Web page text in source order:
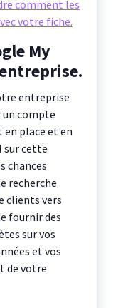
comment les
votre fiche.
My
entreprise
un compte
en place et en
sur cette
chances
recherche
clients vers
fournir des
sur vos
et vos
de votre